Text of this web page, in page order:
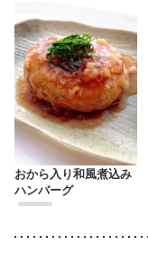
おから入り和風煮込み
ハンバーグ